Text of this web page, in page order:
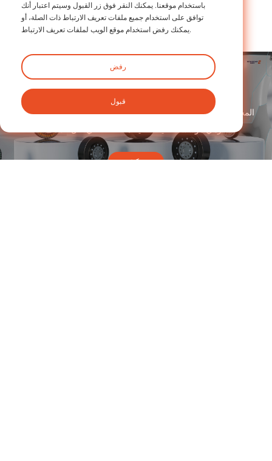
هذه مساحة إعلانية
شركة Newgear Intelligent Transmission (Guangdong) المحدودة،
يستكشف
باستخدام موقعنا. يمكنك النقر فوق زر القبول وسيتم اعتبار أنك
توافق على استخدام جميع ملفات تعريف الارتباط ذات الصلة، أو
يمكنك رفض استخدام موقع الويب لملفات تعريف الارتباط.
رفض
قبول